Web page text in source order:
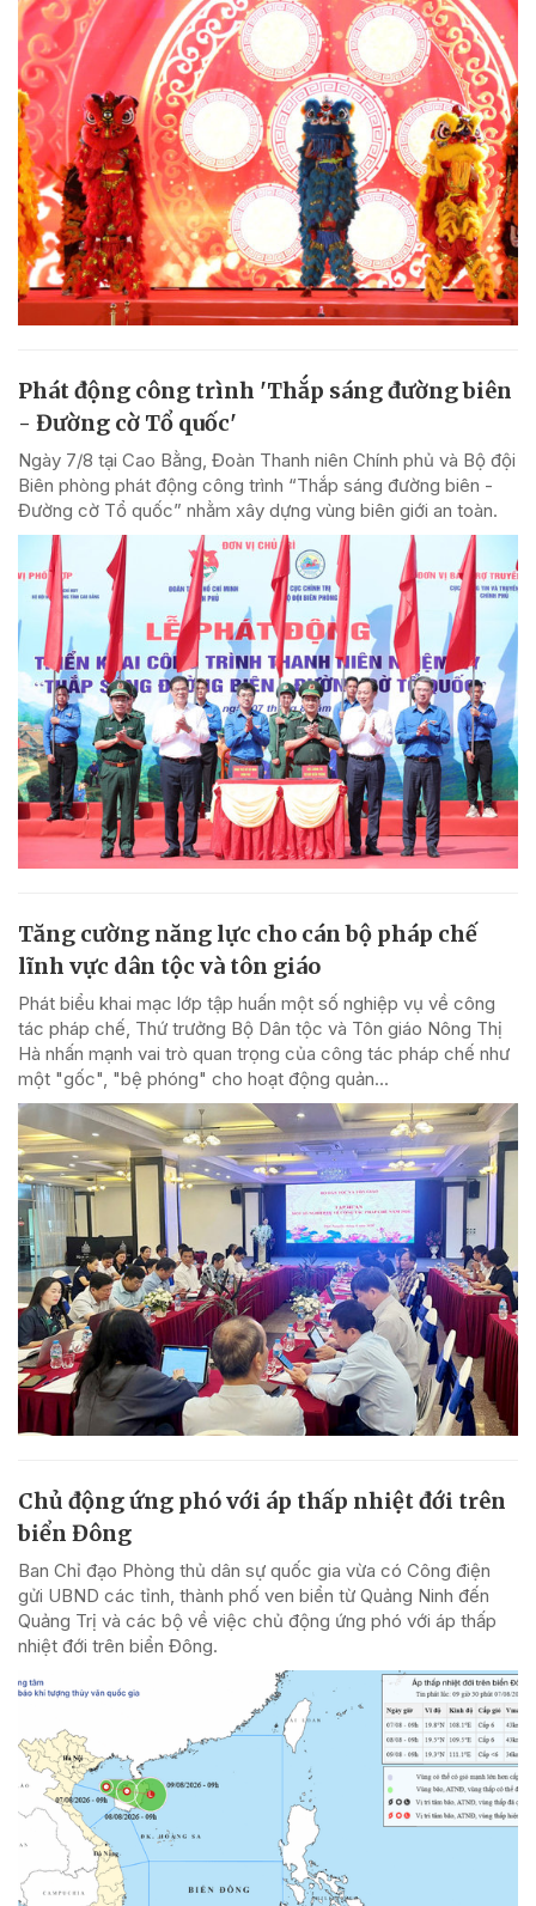
Phát động công trình 'Thắp sáng đường biên
- Đường cờ Tổ quốc'
Ngày 7/8 tại Cao Bằng, Đoàn Thanh niên Chính phủ và Bộ đội
Biên phòng phát động công trình “Thắp sáng đường biên -
Đường cờ Tổ quốc” nhằm xây dựng vùng biên giới an toàn.
Tăng cường năng lực cho cán bộ pháp chế
lĩnh vực dân tộc và tôn giáo
Phát biểu khai mạc lớp tập huấn một số nghiệp vụ về công
tác pháp chế, Thứ trưởng Bộ Dân tộc và Tôn giáo Nông Thị
Hà nhấn mạnh vai trò quan trọng của công tác pháp chế như
một "gốc", "bệ phóng" cho hoạt động quản...
Chủ động ứng phó với áp thấp nhiệt đới trên
biển Đông
Ban Chỉ đạo Phòng thủ dân sự quốc gia vừa có Công điện
gửi UBND các tỉnh, thành phố ven biển từ Quảng Ninh đến
Quảng Trị và các bộ về việc chủ động ứng phó với áp thấp
nhiệt đới trên biển Đông.